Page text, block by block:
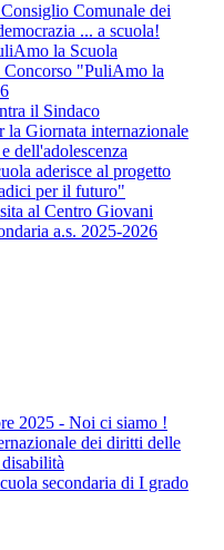
Comunale dei
... a scuola!
la Scuola
"PuliAmo la
il Sindaco
la Giornata internazionale
dell'adolescenza
aderisce al progetto
per il futuro"
al Centro Giovani
a.s. 2025-2026
2025 - Noi ci siamo !
dei diritti delle
secondaria di I grado